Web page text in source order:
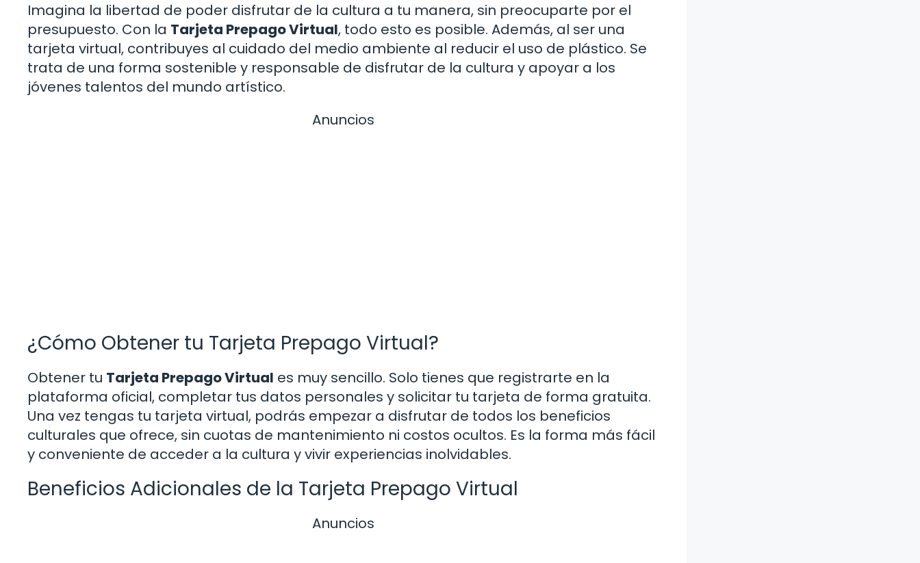
Imagina la libertad de poder disfrutar de la cultura a tu manera, sin preocuparte por el
presupuesto. Con la Tarjeta Prepago Virtual, todo esto es posible. Además, al ser una
tarjeta virtual, contribuyes al cuidado del medio ambiente al reducir el uso de plástico. Se
trata de una forma sostenible y responsable de disfrutar de la cultura y apoyar a los
jóvenes talentos del mundo artístico.
Anuncios
¿Cómo Obtener tu Tarjeta Prepago Virtual?
Obtener tu Tarjeta Prepago Virtual es muy sencillo. Solo tienes que registrarte en la
plataforma oficial, completar tus datos personales y solicitar tu tarjeta de forma gratuita.
Una vez tengas tu tarjeta virtual, podrás empezar a disfrutar de todos los beneficios
culturales que ofrece, sin cuotas de mantenimiento ni costos ocultos. Es la forma más fácil
y conveniente de acceder a la cultura y vivir experiencias inolvidables.
Beneficios Adicionales de la Tarjeta Prepago Virtual
Anuncios